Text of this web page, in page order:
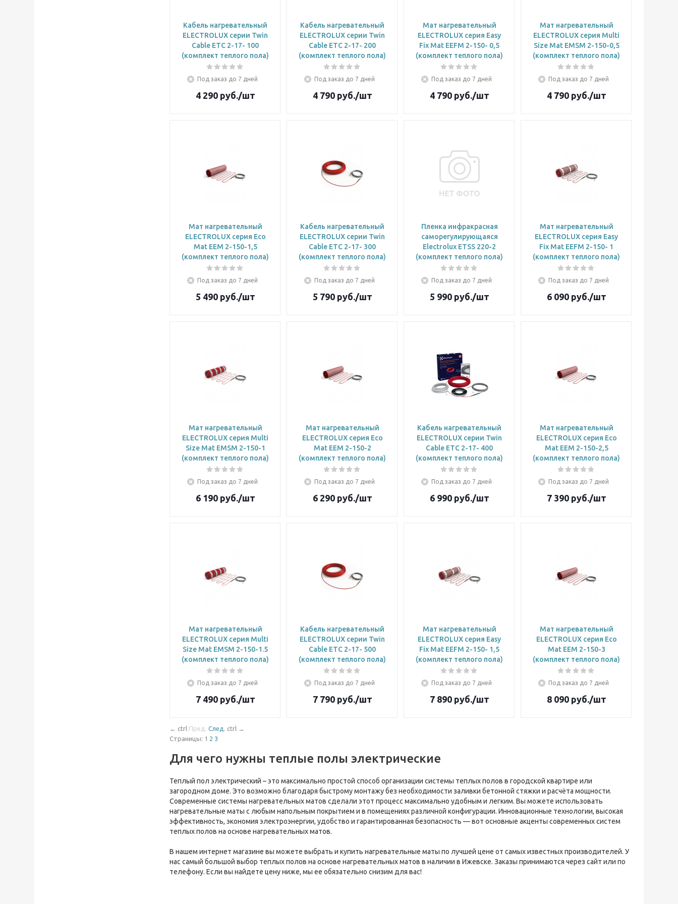
Кабель нагревательный
ELECTROLUX серии Twin
Cable ETC 2-17- 100
(комплект теплого пола)
Под заказ до 7 дней
4 290руб./шт
Кабель нагревательный
ELECTROLUX серии Twin
Cable ETC 2-17- 200
(комплект теплого пола)
Под заказ до 7 дней
4 790руб./шт
Мат нагревательный
ELECTROLUX cерия Easy
Fix Mat EEFM 2-150- 0,5
(комплект теплого пола)
Под заказ до 7 дней
4 790руб./шт
Мат нагревательный
ELECTROLUX cерия Multi
Size Mat EMSM 2-150-0,5
(комплект теплого пола)
Под заказ до 7 дней
4 790руб./шт
Мат нагревательный
ELECTROLUX cерия Eco
Mat EEM 2-150-1,5
(комплект теплого пола)
Под заказ до 7 дней
5 490руб./шт
Кабель нагревательный
ELECTROLUX серии Twin
Cable ETC 2-17- 300
(комплект теплого пола)
Под заказ до 7 дней
5 790руб./шт
Пленка инфракрасная
саморегулирующаяся
Electrolux ETSS 220-2
(комплект теплого пола)
Под заказ до 7 дней
5 990руб./шт
Мат нагревательный
ELECTROLUX cерия Easy
Fix Mat EEFM 2-150- 1
(комплект теплого пола)
Под заказ до 7 дней
6 090руб./шт
Мат нагревательный
ELECTROLUX cерия Multi
Size Mat EMSM 2-150-1
(комплект теплого пола)
Под заказ до 7 дней
6 190руб./шт
Мат нагревательный
ELECTROLUX cерия Eco
Mat EEM 2-150-2
(комплект теплого пола)
Под заказ до 7 дней
6 290руб./шт
Кабель нагревательный
ELECTROLUX серии Twin
Cable ETC 2-17- 400
(комплект теплого пола)
Под заказ до 7 дней
6 990руб./шт
Мат нагревательный
ELECTROLUX cерия Eco
Mat EEM 2-150-2,5
(комплект теплого пола)
Под заказ до 7 дней
7 390руб./шт
Мат нагревательный
ELECTROLUX cерия Multi
Size Mat EMSM 2-150-1.5
(комплект теплого пола)
Под заказ до 7 дней
7 490руб./шт
Кабель нагревательный
ELECTROLUX серии Twin
Cable ETC 2-17- 500
(комплект теплого пола)
Под заказ до 7 дней
7 790руб./шт
Мат нагревательный
ELECTROLUX cерия Easy
Fix Mat EEFM 2-150- 1,5
(комплект теплого пола)
Под заказ до 7 дней
7 890руб./шт
Мат нагревательный
ELECTROLUX cерия Eco
Mat EEM 2-150-3
(комплект теплого пола)
Под заказ до 7 дней
8 090руб./шт
← ctrl Пред. След. ctrl →
Страницы: 1 2 3
Для чего нужны теплые полы электрические
Теплый пол электрический – это максимально простой способ организации системы теплых полов в городской квартире или
загородном доме. Это возможно благодаря быстрому монтажу без необходимости заливки бетонной стяжки и расчёта мощности.
Современные системы нагревательных матов сделали этот процесс максимально удобным и легким. Вы можете использовать
нагревательные маты с любым напольным покрытием и в помещениях различной конфигурации. Инновационные технологии, высокая
эффективность, экономия электроэнергии, удобство и гарантированная безопасность — вот основные акценты современных систем
теплых полов на основе нагревательных матов.
В нашем интернет магазине вы можете выбрать и купить нагревательные маты по лучшей цене от самых известных производителей. У
нас самый большой выбор теплых полов на основе нагревательных матов в наличии в Ижевске. Заказы принимаются через сайт или по
телефону. Если вы найдете цену ниже, мы ее обязательно снизим для вас!